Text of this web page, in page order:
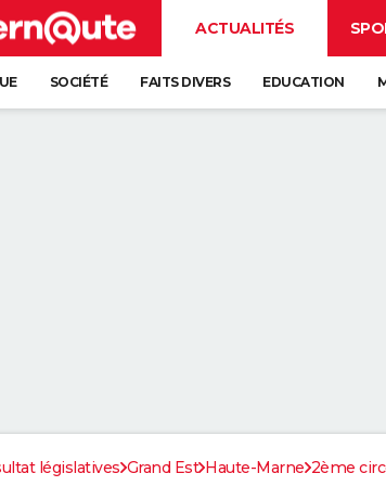
ACTUALITÉS
SOCIÉTÉ FAITS DIVERS EDUCATION
législatives Grand Est Haute-Marne 2ème